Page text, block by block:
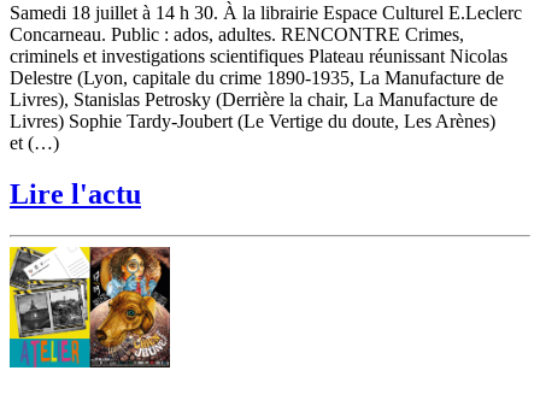
Samedi 18 juillet à 14 h 30. À la librairie Espace Culturel E.Leclerc
Concarneau. Public : ados, adultes. RENCONTRE Crimes,
criminels et investigations scientifiques Plateau réunissant Nicolas
Delestre (Lyon, capitale du crime 1890-1935, La Manufacture de
Livres), Stanislas Petrosky (Derrière la chair, La Manufacture de
Livres) Sophie Tardy-Joubert (Le Vertige du doute, Les Arènes)
et (…)
Lire l'actu